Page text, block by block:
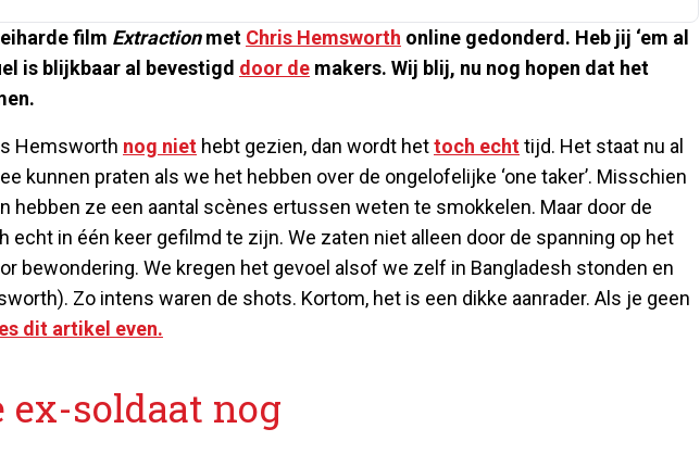
film Extraction met Chris Hemsworth online gedonderd. Heb jij ‘em al
is blijkbaar al bevestigd door de makers. Wij blij, nu nog hopen dat het
Hemsworth nog niet hebt gezien, dan wordt hettoch echttijd. Het staat nu al
kunnen praten als we het hebben over de ongelofelijke ‘one taker’. Misschien
hebben ze een aantal scènes ertussen weten te smokkelen. Maar door de
in één keer gefilmd te zijn. We zaten niet alleen door de spanning op het
bewondering. We kregen het gevoel alsof we zelf in Bangladesh stonden en
Zo intens waren de shots. Kortom, het is een dikke aanrader. Als je geen
dit artikel even.
soldaat nog